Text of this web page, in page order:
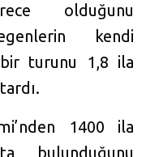
olduğunu
kendi
bir turunu 1,8 ila
1400 ila
bulunduğunu